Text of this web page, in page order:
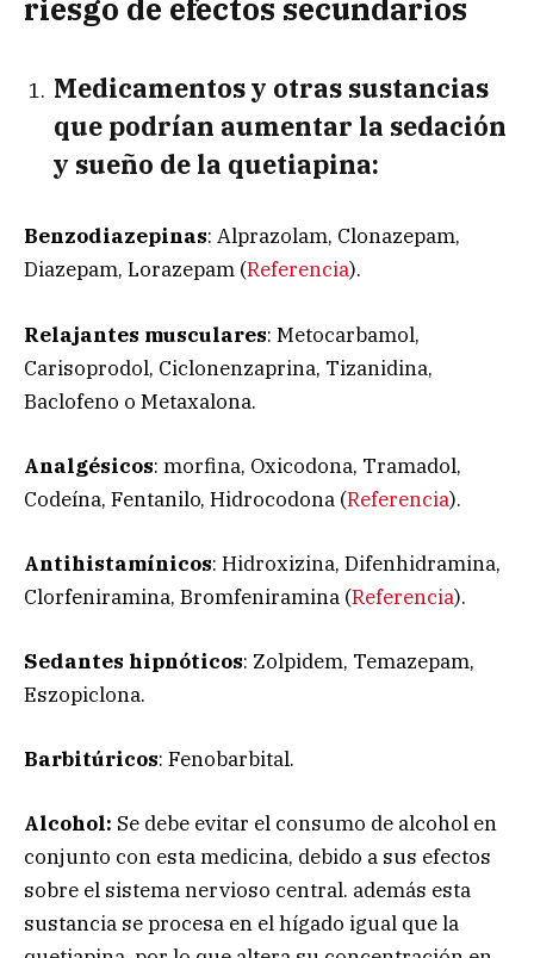
riesgo de efectos secundarios
Medicamentos y otras sustancias
que podrían aumentar la sedación
y sueño de la quetiapina:
Benzodiazepinas: Alprazolam, Clonazepam,
Diazepam, Lorazepam (Referencia).
Relajantes musculares: Metocarbamol,
Carisoprodol, Ciclonenzaprina, Tizanidina,
Baclofeno o Metaxalona.
Analgésicos: morfina, Oxicodona, Tramadol,
Codeína, Fentanilo, Hidrocodona (Referencia).
Antihistamínicos: Hidroxizina, Difenhidramina,
Clorfeniramina, Bromfeniramina (Referencia).
Sedantes hipnóticos: Zolpidem, Temazepam,
Eszopiclona.
Barbitúricos: Fenobarbital.
Alcohol: Se debe evitar el consumo de alcohol en
conjunto con esta medicina, debido a sus efectos
sobre el sistema nervioso central. además esta
sustancia se procesa en el hígado igual que la